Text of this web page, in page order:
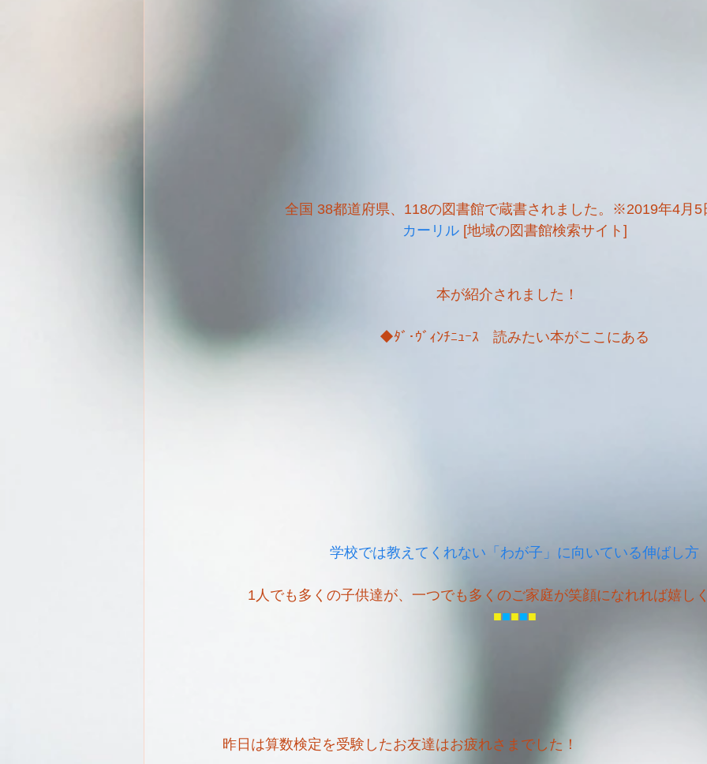
全国 38都道府県、118の図書館で蔵書されました。※2019年4月5
カーリル [地域の図書館検索サイト]
本が紹介されました！
◆ﾀﾞ･ｳﾞｨﾝﾁﾆｭｰｽ　読みたい本がここにある
学校では教えてくれない「わが子」に向いている伸ばし方
1人でも多くの子供達が、一つでも多くのご家庭が笑顔になれれば嬉し
■■■■■
昨日は算数検定を受験したお友達はお疲れさまでした！